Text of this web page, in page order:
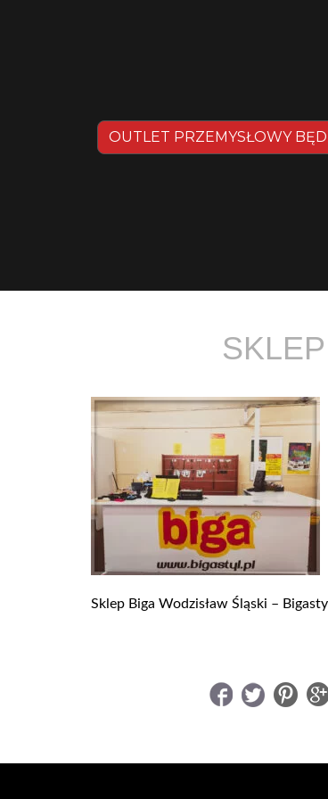
OUTLET PRZEMYSŁOWY
Sklep Biga Wodzisław Śląski –